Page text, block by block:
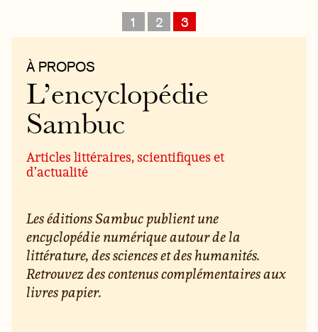
1 2 3
À PROPOS
L’encyclopédie
Sambuc
Articles littéraires, scientifiques et
d’actualité
Les éditions Sambuc publient une
encyclopédie numérique autour de la
littérature, des sciences et des humanités.
Retrouvez des contenus complémentaires aux
livres papier.